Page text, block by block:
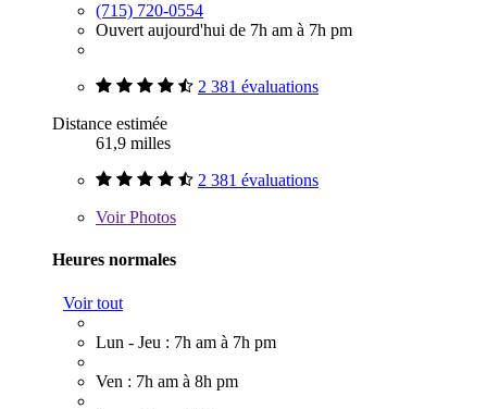
(715) 720-0554
Ouvert aujourd'hui de 7h am à 7h pm
2 381 évaluations
Distance estimée
61,9 milles
2 381 évaluations
VoirPhotos
Heures normales
Voir tout
Lun - Jeu : 7h am à 7h pm
Ven : 7h am à 8h pm